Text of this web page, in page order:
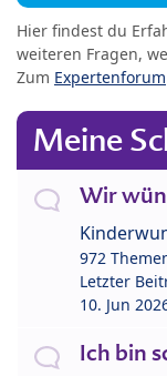
Hier findest du
weiteren Fragen,
Zum Expertenforum
Meine
Wir
972
Letzter
10. Jun
Ich bin